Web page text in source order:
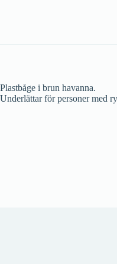
Plastbåge i brun havanna.
Underlättar för personer med